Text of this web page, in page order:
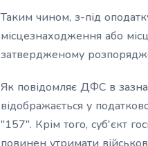
Таким чином, з-під
місцезнаходження або
затвердженому
Як повідомляє ДФС в
відображається у
"157". Крім того, суб'єкт